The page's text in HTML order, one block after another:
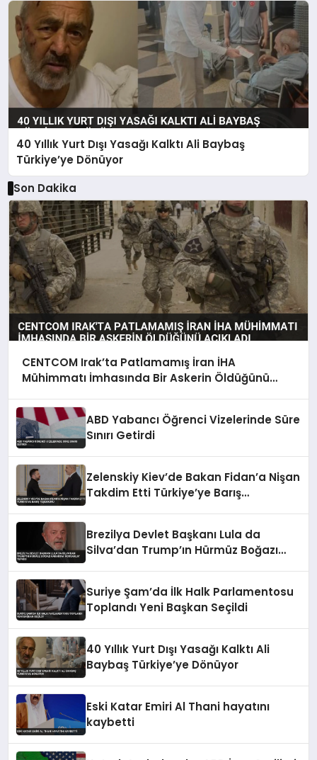
40 Yıllık Yurt Dışı Yasağı Kalktı Ali Baybaş
Türkiye’ye Dönüyor
Son Dakika
CENTCOM Irak’ta Patlamamış İran İHA
Mühimmatı İmhasında Bir Askerin Öldüğünü
ABD Yabancı Öğrenci Vizelerinde Süre
Sınırı Getirdi
Zelenskiy Kiev’de Bakan Fidan’a Nişan
Takdim Etti Türkiye’ye Barış
Brezilya Devlet Başkanı Lula da
Silva’dan Trump’ın Hürmüz Boğazı
Suriye Şam’da İlk Halk Parlamentosu
Toplandı Yeni Başkan Seçildi
40 Yıllık Yurt Dışı Yasağı Kalktı Ali
Baybaş Türkiye’ye Dönüyor
Eski Katar Emiri Al Thani hayatını
kaybetti